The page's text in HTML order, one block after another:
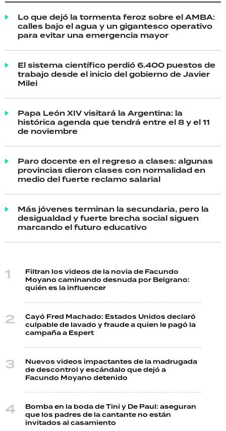
Lo que dejó la tormenta feroz sobre el AMBA:
calles bajo el agua y un gigantesco operativo
para evitar una emergencia mayor
El sistema científico perdió 6.400 puestos de
trabajo desde el inicio del gobierno de Javier
Milei
Papa León XIV visitará la Argentina: la
histórica agenda que tendrá entre el 8 y el 11
de noviembre
Paro docente en el regreso a clases: algunas
provincias dieron clases con normalidad en
medio del fuerte reclamo salarial
Más jóvenes terminan la secundaria, pero la
desigualdad y fuerte brecha social siguen
marcando el futuro educativo
Filtran los videos de la novia de Facundo
Moyano caminando desnuda por Belgrano:
quién es la influencer
Cayó Fred Machado: Estados Unidos declaró
culpable de lavado y fraude a quien le pagó la
campaña a Espert
Nuevos videos impactantes de la madrugada
de descontrol y escándalo que dejó a
Facundo Moyano detenido
Bomba en la boda de Tini y De Paul: aseguran
que los padres de la cantante no están
invitados al casamiento